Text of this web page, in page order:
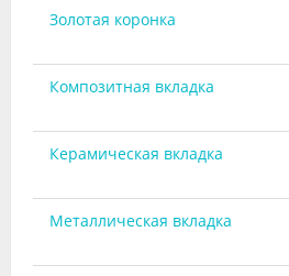
Золотая коронка
Композитная вкладка
Керамическая вкладка
Металлическая вкладка